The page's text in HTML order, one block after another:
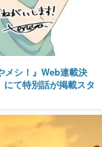
メシ！』Web連載決
て特別話が掲載スタ